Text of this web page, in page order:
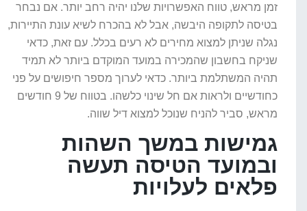
זמן מראש, טווח האפשרויות שלנו יהיה רחב יותר. אם נבחר
בטיסה לתקופה היבשה, אבל לא בהכרח לשיא עונת התיירות,
נגלה שניתן למצוא מחירים לא רעים בכלל. עם זאת, כדאי
שניקח בחשבון שהמכירה במועד המוקדם ביותר לא תמיד
תהיה המשתלמת ביותר. כדאי לערוך מספר חיפושים על פני
כחודשיים ולראות אם חל שינוי כלשהו. בטווח של 9 חודשים
מראש, סביר להניח שנוכל למצוא דיל שווה.
גמישות במשך השהות
ובמועד הטיסה תעשה
פלאים לעלויות